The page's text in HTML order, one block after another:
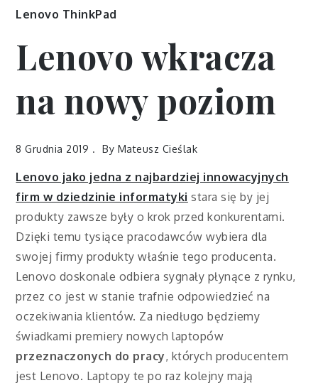
Lenovo ThinkPad
Lenovo wkracza
na nowy poziom
8 Grudnia 2019 By Mateusz Cieślak
Lenovo jako jedna z najbardziej innowacyjnych
firm w dziedzinie informatyki stara się by jej
produkty zawsze były o krok przed konkurentami.
Dzięki temu tysiące pracodawców wybiera dla
swojej firmy produkty właśnie tego producenta.
Lenovo doskonale odbiera sygnały płynące z rynku,
przez co jest w stanie trafnie odpowiedzieć na
oczekiwania klientów. Za niedługo będziemy
świadkami premiery nowych laptopów
przeznaczonych do pracy, których producentem
jest Lenovo. Laptopy te po raz kolejny mają